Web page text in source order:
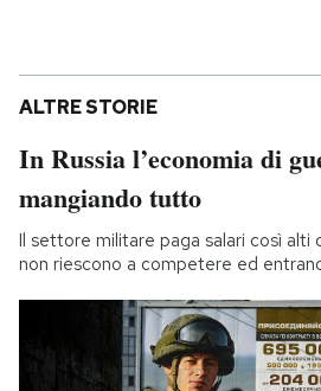
ALTRE STORIE
In Russia l’economia di
mangiando tutto
Il settore militare paga salari così alti
non riescono a competere ed